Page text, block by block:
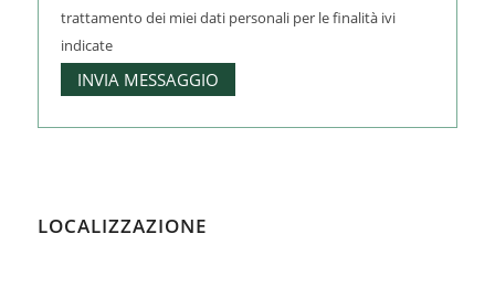
trattamento dei miei dati personali per le finalità ivi
indicate
LOCALIZZAZIONE